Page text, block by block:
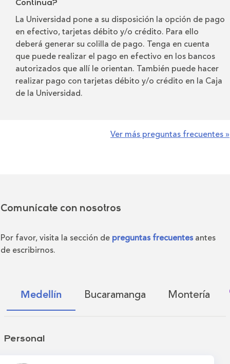
Continua?
La Universidad pone a su disposición la opción de pago
en efectivo, tarjetas débito y/o crédito. Para ello
deberá generar su colilla de pago. Tenga en cuenta
que puede realizar el pago en efectivo en los bancos
autorizados que allí le orientan. También puede hacer
realizar pago con tarjetas débito y/o crédito en la Caja
de la Universidad.
Ver más preguntas frecuentes »
Comunícate con nosotros
Por favor, visita la sección de preguntas frecuentes antes
de escribirnos.
Medellín Bucaramanga Montería
Personal